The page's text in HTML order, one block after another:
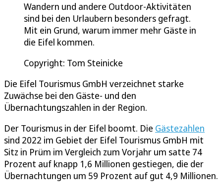
Wandern und andere Outdoor-Aktivitäten
sind bei den Urlaubern besonders gefragt.
Mit ein Grund, warum immer mehr Gäste in
die Eifel kommen.
Copyright: Tom Steinicke
Die Eifel Tourismus GmbH verzeichnet starke
Zuwächse bei den Gäste- und den
Übernachtungszahlen in der Region.
Der Tourismus in der Eifel boomt. Die Gästezahlen
sind 2022 im Gebiet der Eifel Tourismus GmbH mit
Sitz in Prüm im Vergleich zum Vorjahr um satte 74
Prozent auf knapp 1,6 Millionen gestiegen, die der
Übernachtungen um 59 Prozent auf gut 4,9 Millionen.